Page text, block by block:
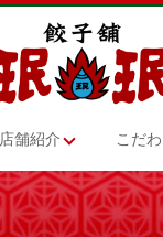
店舗紹介 こだわ